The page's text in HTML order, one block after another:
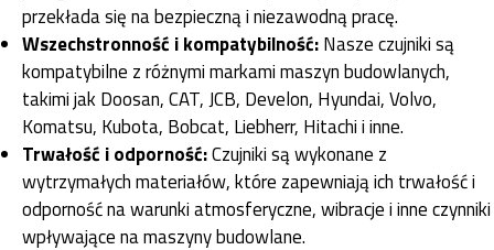
przekłada się na bezpieczną i niezawodną pracę.
Wszechstronność i kompatybilność:Nasze czujniki są
kompatybilne z różnymi markami maszyn budowlanych,
takimi jak Doosan, CAT, JCB, Develon, Hyundai, Volvo,
Komatsu, Kubota, Bobcat, Liebherr, Hitachi i inne.
Trwałość i odporność:Czujniki są wykonane z
wytrzymałych materiałów, które zapewniają ich trwałość i
odporność na warunki atmosferyczne, wibracje i inne czynniki
wpływające na maszyny budowlane.